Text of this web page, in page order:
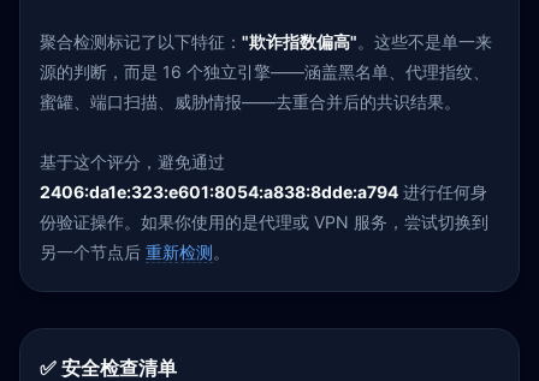
聚合检测标记了以下特征： "欺诈指数偏高"。这些不是单一来
源的判断，而是 16 个独立引擎——涵盖黑名单、代理指纹、
蜜罐、端口扫描、威胁情报——去重合并后的共识结果。
基于这个评分，避免通过
2406:da1e:323:e601:8054:a838:8dde:a794 进行任何身
份验证操作。如果你使用的是代理或 VPN 服务，尝试切换到
另一个节点后 重新检测。
✅ 安全检查清单